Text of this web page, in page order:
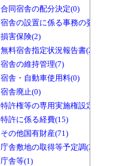
合同宿舎の配分決定(0)
宿舎の設置に係る事務の委任(0)
損害保険(2)
無料宿舎指定状況報告書(2)
宿舎の維持管理(7)
宿舎・自動車使用料(0)
宿舎廃止(0)
特許権等の専用実施権設定(22)
特許に係る経費(15)
その他国有財産(71)
庁舎敷地の取得等予定調(22)
庁舎等(1)